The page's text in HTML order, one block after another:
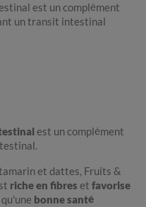
est un complément
un transit intestinal
est un complément
et dattes, Fruits &
riche en fibres et favorise
bonne santé